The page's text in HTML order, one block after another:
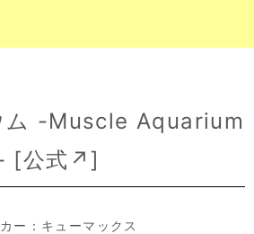
ム -Muscle Aquarium
[公式↗]
ー： キューマックス